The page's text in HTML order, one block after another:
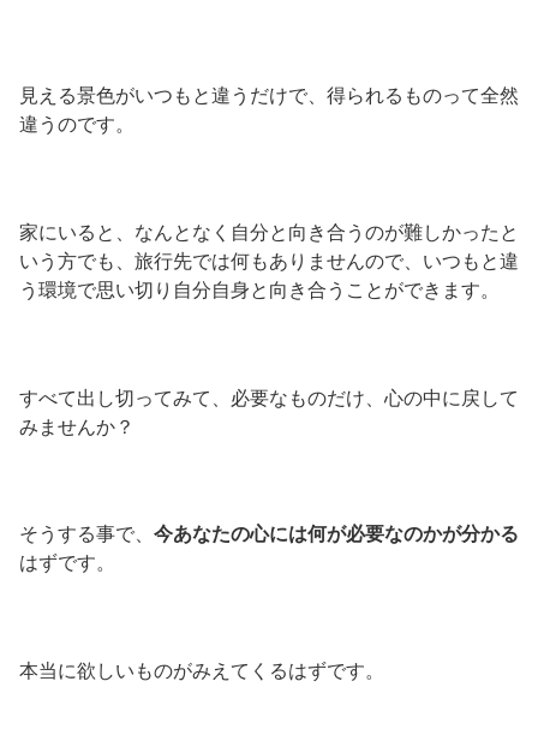
見える景色がいつもと違うだけで、得られるものって全然
違うのです。
家にいると、なんとなく自分と向き合うのが難しかったと
いう方でも、旅行先では何もありませんので、いつもと違
う環境で思い切り自分自身と向き合うことができます。
すべて出し切ってみて、必要なものだけ、心の中に戻して
みませんか？
そうする事で、 今あなたの心には何が必要なのかが分かる
はずです。
本当に欲しいものがみえてくるはずです。